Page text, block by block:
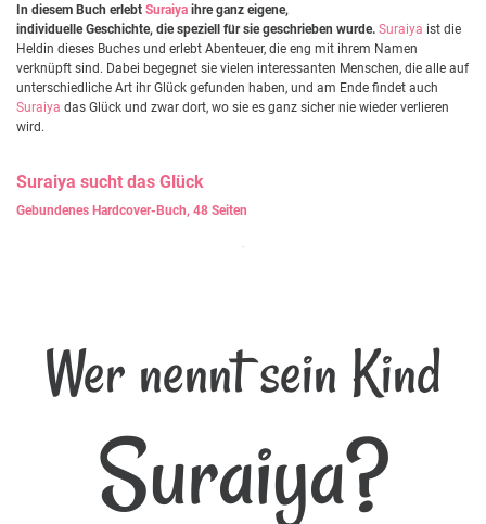
In diesem Buch erlebt Suraiya ihre ganz eigene,
individuelle Geschichte, die speziell für sie geschrieben wurde. Suraiya ist die
Heldin dieses Buches und erlebt Abenteuer, die eng mit ihrem Namen
verknüpft sind. Dabei begegnet sie vielen interessanten Menschen, die alle auf
unterschiedliche Art ihr Glück gefunden haben, und am Ende findet auch
Suraiya das Glück und zwar dort, wo sie es ganz sicher nie wieder verlieren
wird.
Suraiya sucht das Glück
Gebundenes Hardcover-Buch, 48 Seiten
Wer nennt sein Kind
Suraiya?